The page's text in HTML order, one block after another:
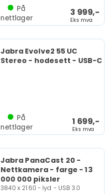
3 999,-
Eks mva
På
nettlager
Jabra Evolve2 55 UC
Stereo - hodesett - USB-C
1 699,-
Eks mva
På
nettlager
Jabra PanaCast 20 -
Nettkamera - farge - 13
000 000 piksler
3840 x 2160 - lyd - USB 3.0